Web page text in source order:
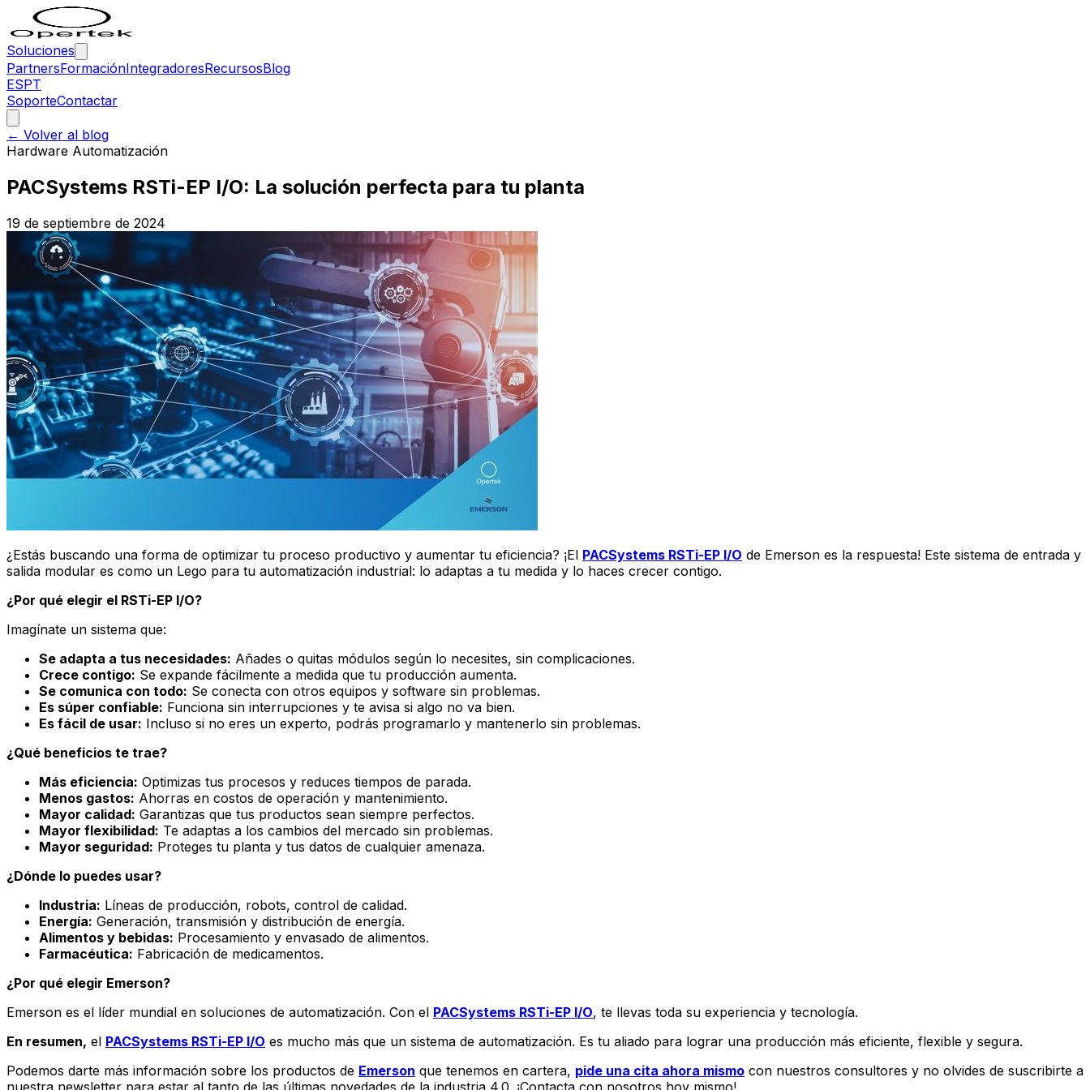
Soluciones
PartnersFormaciónIntegradoresRecursosBlog
ESPT
SoporteContactar
← Volver al blog
Hardware Automatización
PACSystems RSTi-EP I/O: La solución perfecta para tu planta
19 de septiembre de 2024
¿Estás buscando una forma de optimizar tu proceso productivo y aumentar tu eficiencia? ¡El PACSystems RSTi-EP I/O de Emerson es la respuesta! Este sistema de entrada y
salida modular es como un Lego para tu automatización industrial: lo adaptas a tu medida y lo haces crecer contigo.
¿Por qué elegir el RSTi-EP I/O?
Imagínate un sistema que:
Se adapta a tus necesidades: Añades o quitas módulos según lo necesites, sin complicaciones.
Crece contigo: Se expande fácilmente a medida que tu producción aumenta.
Se comunica con todo: Se conecta con otros equipos y software sin problemas.
Es súper confiable: Funciona sin interrupciones y te avisa si algo no va bien.
Es fácil de usar: Incluso si no eres un experto, podrás programarlo y mantenerlo sin problemas.
¿Qué beneficios te trae?
Más eficiencia: Optimizas tus procesos y reduces tiempos de parada.
Menos gastos: Ahorras en costos de operación y mantenimiento.
Mayor calidad: Garantizas que tus productos sean siempre perfectos.
Mayor flexibilidad: Te adaptas a los cambios del mercado sin problemas.
Mayor seguridad: Proteges tu planta y tus datos de cualquier amenaza.
¿Dónde lo puedes usar?
Industria: Líneas de producción, robots, control de calidad.
Energía: Generación, transmisión y distribución de energía.
Alimentos y bebidas: Procesamiento y envasado de alimentos.
Farmacéutica: Fabricación de medicamentos.
¿Por qué elegir Emerson?
Emerson es el líder mundial en soluciones de automatización. Con el PACSystems RSTi-EP I/O, te llevas toda su experiencia y tecnología.
En resumen, el PACSystems RSTi-EP I/O es mucho más que un sistema de automatización. Es tu aliado para lograr una producción más eficiente, flexible y segura.
Podemos darte más información sobre los productos de Emerson que tenemos en cartera, pide una cita ahora mismo con nuestros consultores y no olvides de suscribirte a
nuestra newsletter para estar al tanto de las últimas novedades de la industria 4.0. ¡Contacta con nosotros hoy mismo!